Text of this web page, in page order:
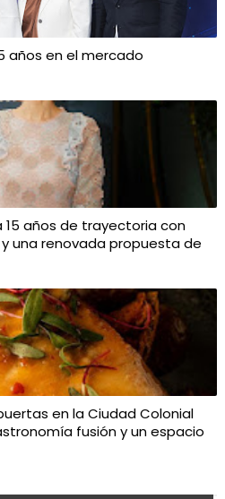
años en el mercado
15 años de trayectoria con
una renovada propuesta de
en la Ciudad Colonial
fusión y un espacio